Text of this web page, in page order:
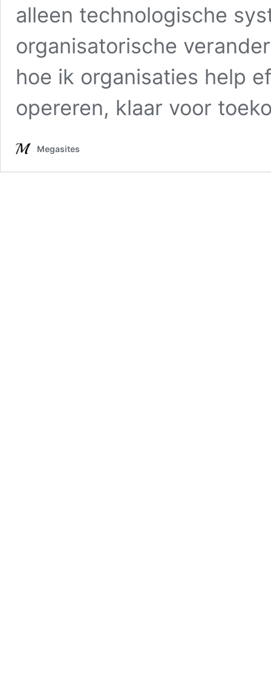
alleen technologische
organisatorische
hoe ik organisaties help
opereren, klaar voor
Megasites